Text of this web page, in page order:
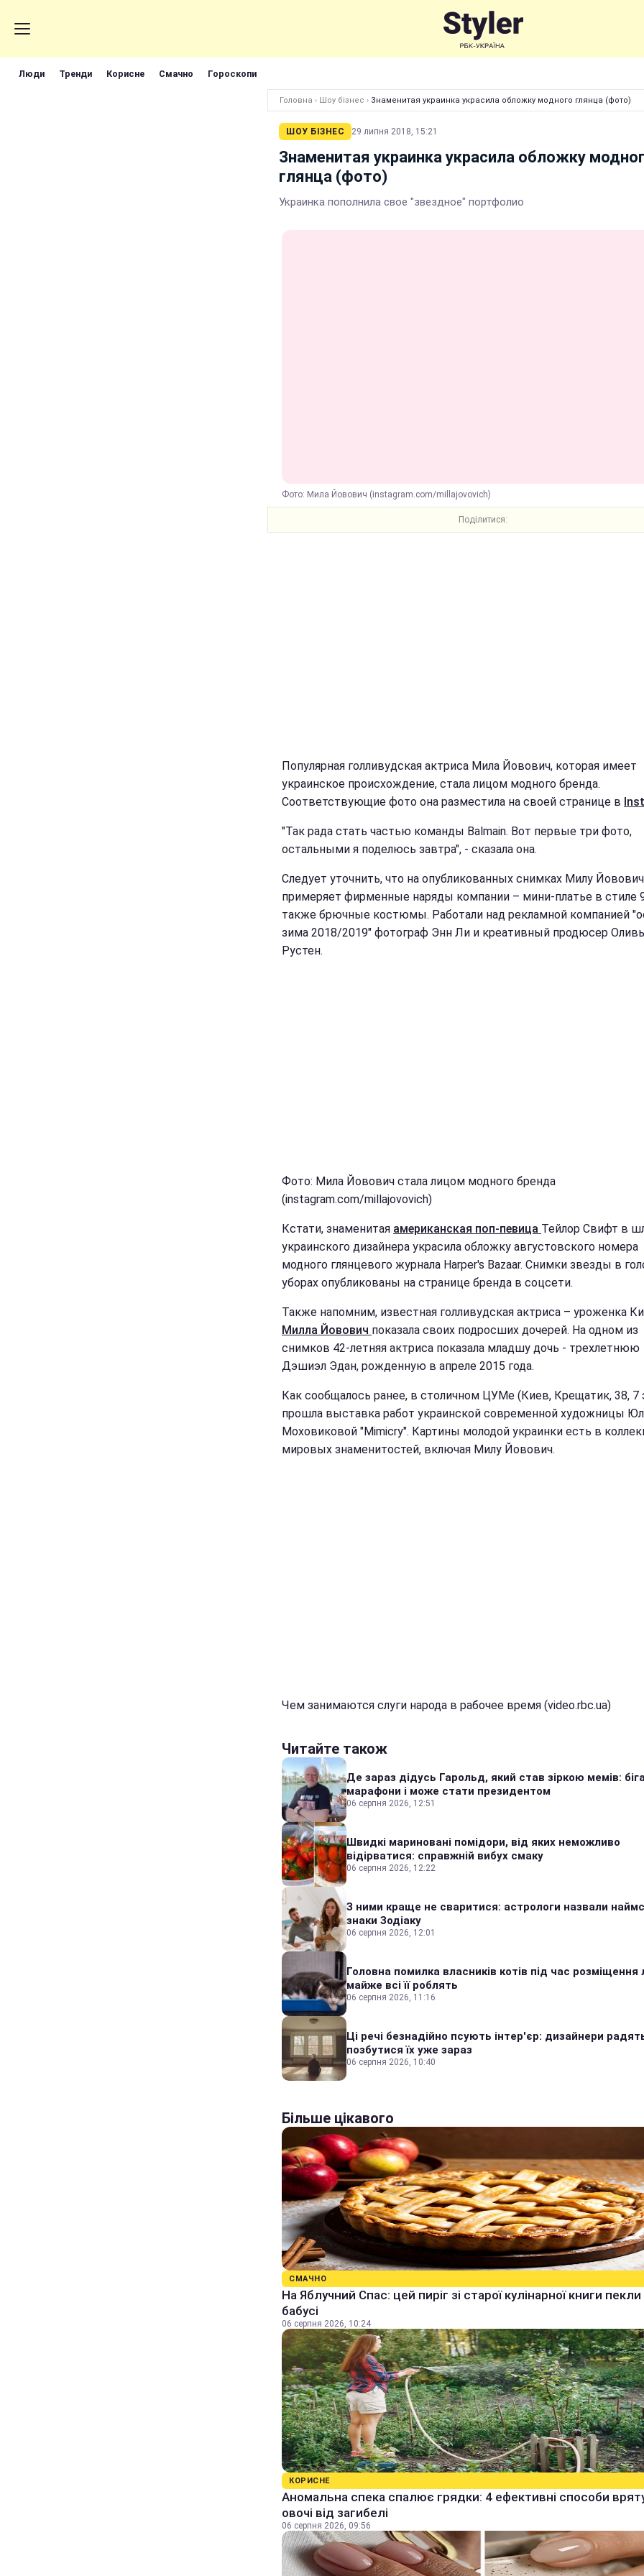
Люди Тренди Корисне Смачно Гороскопи
Головна › Шоу бізнес › Знаменитая украинка украсила обложку модного глянца (фото)
ШОУ БІЗНЕС 29 липня 2018, 15:21
Знаменитая украинка украсила обложку
глянца (фото)
Украинка пополнила свое "звездное" портфолио
Фото: Мила Йовович (instagram.com/millajovovich)
Поділитися:
Популярная голливудская актриса Мила Йовович, которая имеет
украинское происхождение, стала лицом модного бренда.
Соответствующие фото она разместила на своей странице в
"Так рада стать частью команды Balmain. Вот первые три фото,
остальными я поделюсь завтра", - сказала она.
Следует уточнить, что на опубликованных снимках Милу Йовович
примеряет фирменные наряды компании – мини-платье в стиле
также брючные костюмы. Работали над рекламной компанией
зима 2018/2019" фотограф Энн Ли и креативный продюсер
Рустен.
Фото: Мила Йовович стала лицом модного бренда
(instagram.com/millajovovich)
Кстати, знаменитая американская поп-певица Тейлор Свифт в
украинского дизайнера украсила обложку августовского номера
модного глянцевого журнала Harper's Bazaar. Снимки звезды в
уборах опубликованы на странице бренда в соцсети.
Также напомним, известная голливудская актриса – уроженка
Милла Йовович показала своих подросших дочерей. На одном из
снимков 42-летняя актриса показала младшу дочь - трехлетнюю
Дэшиэл Эдан, рожденную в апреле 2015 года.
Как сообщалось ранее, в столичном ЦУМе (Киев, Крещатик, 38, 7
прошла выставка работ украинской современной художницы
Моховиковой "Mimicry". Картины молодой украинки есть в
мировых знаменитостей, включая Милу Йовович.
Чем занимаются слуги народа в рабочее время (video.rbc.ua)
Читайте також
Де зараз дідусь Гарольд, який став зіркою мемів:
марафони і може стати президентом
06 серпня 2026, 12:51
Швидкі мариновані помідори, від яких неможливо
відірватися: справжній вибух смаку
06 серпня 2026, 12:22
З ними краще не сваритися: астрологи назвали
знаки Зодіаку
06 серпня 2026, 12:01
Головна помилка власників котів під час розміщення
майже всі її роблять
06 серпня 2026, 11:16
Ці речі безнадійно псують інтер'єр: дизайнери
позбутися їх уже зараз
06 серпня 2026, 10:40
Більше цікавого
СМАЧНО
На Яблучний Спас: цей пиріг зі старої кулінарної книги пекли
бабусі
06 серпня 2026, 10:24
КОРИСНЕ
Аномальна спека спалює грядки: 4 ефективні способи
овочі від загибелі
06 серпня 2026, 09:56